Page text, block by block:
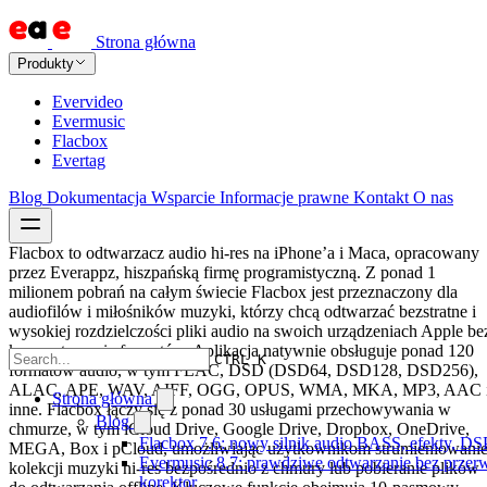
Strona główna
Produkty
Evervideo
Evermusic
Flacbox
Evertag
Blog Dokumentacja Wsparcie Informacje prawne Kontakt O nas
CTRL K
Strona główna
Blog
Flacbox 7.6: nowy silnik audio BASS, efekty,
Evermusic 8.7: prawdziwe odtwarzanie bez
korektor
Flacbox to odtwarzacz audio hi-res na iPhone’a i Maca, opracowany
przez Everappz, hiszpańską firmę programistyczną. Z ponad 1
milionem pobrań na całym świecie Flacbox jest przeznaczony dla
audiofilów i miłośników muzyki, którzy chcą odtwarzać bezstratne i
wysokiej rozdzielczości pliki audio na swoich urządzeniach Apple
konwertowania formatów. Aplikacja natywnie obsługuje ponad 120
formatów audio, w tym FLAC, DSD (DSD64, DSD128, DSD256),
ALAC, APE, WAV, AIFF, OGG, OPUS, WMA, MKA, MP3, AAC
inne. Flacbox łączy się z ponad 30 usługami przechowywania w
chmurze, w tym iCloud Drive, Google Drive, Dropbox, OneDrive,
MEGA, Box i pCloud, umożliwiając użytkownikom strumieniowanie
kolekcji muzyki hi-res bezpośrednio z chmury lub pobieranie plików